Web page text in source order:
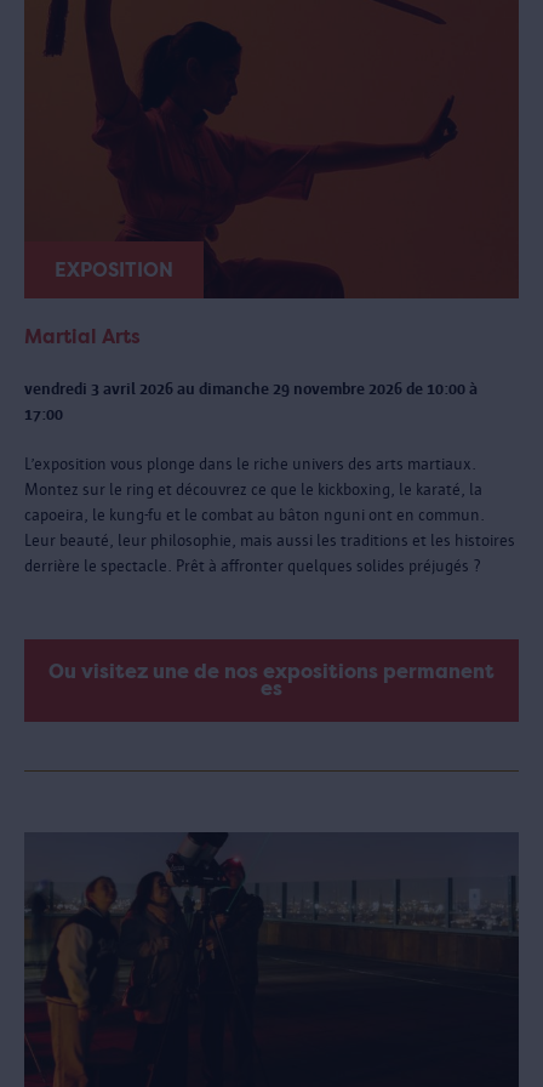
EXPOSITION
Martial Arts
vendredi 3 avril 2026 au dimanche 29 novembre 2026 de 10:00 à
17:00
L’exposition vous plonge dans le riche univers des arts martiaux.
Montez sur le ring et découvrez ce que le kickboxing, le karaté, la
capoeira, le kung-fu et le combat au bâton nguni ont en commun.
Leur beauté, leur philosophie, mais aussi les traditions et les histoires
derrière le spectacle. Prêt à affronter quelques solides préjugés ?
Ou visitez une de nos expositions permanent
es